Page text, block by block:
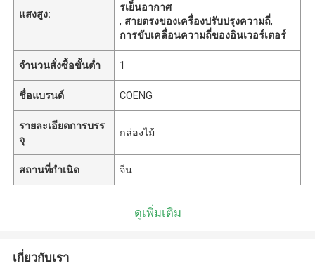
แสงสูง:
รเย็นอากาศ
, สายตรงของเครื่องปรับปรุงความถี่,
การขับเคลื่อนความถี่ของอินเวอร์เตอร์
จำนวนสั่งซื้อขั้นต่ำ 1
ชื่อแบรนด์ COENG
รายละเอียดการบรร
จุ
กล่องไม้
สถานที่กำเนิด จีน
ดูเพิ่มเติม
เกี่ยวกับเรา